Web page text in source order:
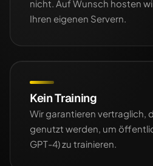
nicht. Auf Wunsch hosten
Ihren eigenen Servern.
Kein Training
Wir garantieren vertraglich,
genutzt werden, um
GPT-4) zu trainieren.